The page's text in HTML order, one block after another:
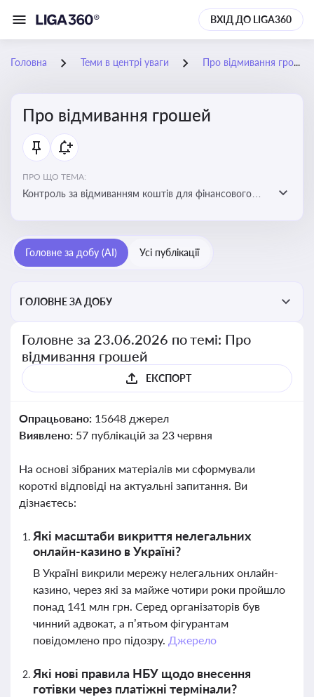
ВХІД ДО LIGA360
Головна Теми в центрі уваги Про відмивання грошей
Про відмивання грошей
ПРО ЩО ТЕМА:
Контроль за відмиванням коштів для фінансового
сплати податків. Вбудовування AML у договори та
Головне за добу (AI) Усі публікації
ГОЛОВНЕ ЗА ДОБУ
Головне за 23.06.2026 по темі: Про
відмивання грошей
ЕКСПОРТ
Опрацьовано: 15648 джерел
Виявлено: 57 публікацій за 23 червня
На основі зібраних матеріалів ми сформували
короткі відповіді на актуальні запитання. Ви
дізнаєтесь:
Які масштаби викриття нелегальних
онлайн-казино в Україні?
В Україні викрили мережу нелегальних онлайн-
казино, через які за майже чотири роки пройшло
понад 141 млн грн. Серед організаторів був
чинний адвокат, а п’ятьом фігурантам
повідомлено про підозру. Джерело
Які нові правила НБУ щодо внесення
готівки через платіжні термінали?